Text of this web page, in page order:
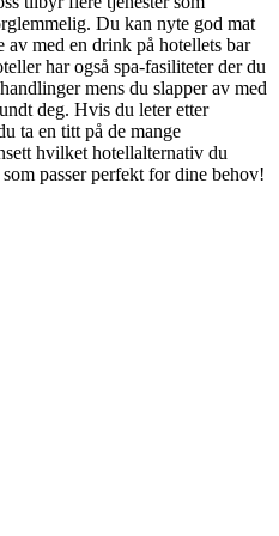
Du kan nyte god mat
av med en drink på hotellets bar
har også spa-fasiliteter der du
mens du slapper av med
deg. Hvis du leter etter
ta en titt på de mange
hvilket hotellalternativ du
passer perfekt for dine behov!